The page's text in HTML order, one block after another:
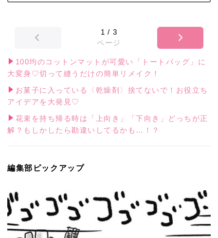
1 / 3
ページ
100均のコットンマットが可愛い「トートバッグ」に
大変身♡切って縫うだけの簡単リメイク！
お菓子に入っている〈乾燥剤〉捨てないで！お役立ち
アイデアを大発見♡
花束を持ち帰る時は「上向き」「下向き」どっちが正
解？もしかしたら勘違いしてるかも…！？
編集部ピックアップ